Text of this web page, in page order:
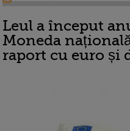
Leul a început
Moneda
raport cu euro și